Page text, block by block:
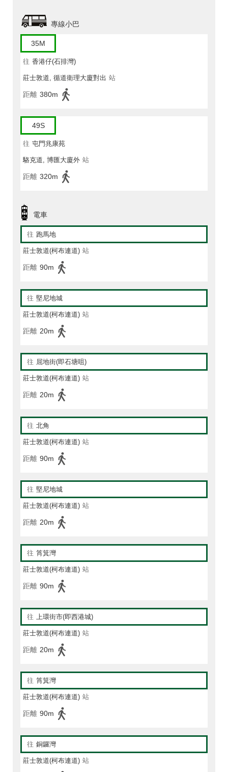
專線小巴
35M
往 香港仔(石排灣)
莊士敦道, 循道衛理大廈對出 站
距離 380m
49S
往 屯門兆康苑
駱克道, 博匯大廈外 站
距離 320m
電車
往 跑馬地
莊士敦道(柯布連道) 站
距離 90m
往 堅尼地城
莊士敦道(柯布連道) 站
距離 20m
往 屈地街(即石塘咀)
莊士敦道(柯布連道) 站
距離 20m
往 北角
莊士敦道(柯布連道) 站
距離 90m
往 堅尼地城
莊士敦道(柯布連道) 站
距離 20m
往 筲箕灣
莊士敦道(柯布連道) 站
距離 90m
往 上環街市(即西港城)
莊士敦道(柯布連道) 站
距離 20m
往 筲箕灣
莊士敦道(柯布連道) 站
距離 90m
往 銅鑼灣
莊士敦道(柯布連道) 站